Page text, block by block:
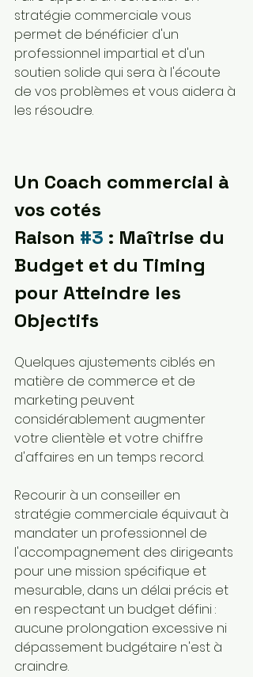
stratégie commerciale vous
permet de bénéficier d'un
professionnel impartial et d'un
soutien solide qui sera à l'écoute
de vos problèmes et vous aidera à
les résoudre.
Un Coach commercial à
vos cotés
Raison #3 : Maîtrise du
Budget et du Timing
pour Atteindre les
Objectifs
Quelques ajustements ciblés en
matière de commerce et de
marketing peuvent
considérablement augmenter
votre clientèle et votre chiffre
d'affaires en un temps record.
Recourir à un conseiller en
stratégie commerciale équivaut à
mandater un professionnel de
l'accompagnement des dirigeants
pour une mission spécifique et
mesurable, dans un délai précis et
en respectant un budget défini :
aucune prolongation excessive ni
dépassement budgétaire n'est à
craindre.